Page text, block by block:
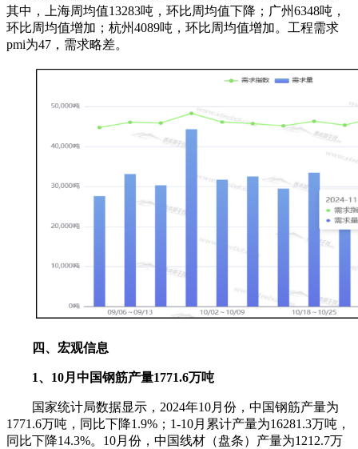
其中，上海周均值13283吨，环比周均值下降；广州6348吨，
环比周均值增加；杭州4089吨，环比周均值增加。工程需求
pmi为47，需求略差。
四、宏观信息
1、10月中国钢筋产量1771.6万吨
国家统计局数据显示，2024年10月份，中国钢筋产量为
1771.6万吨，同比下降1.9%；1-10月累计产量为16281.3万吨，
同比下降14.3%。10月份，中国线材（盘条）产量为1212.7万